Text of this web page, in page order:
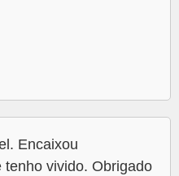
Encaixou
vivido. Obrigado